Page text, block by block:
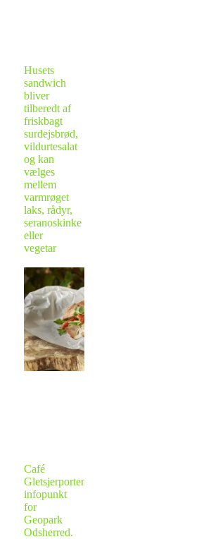
Husets
sandwich
bliver
tilberedt af
friskbagt
surdejsbrød,
vildurtesalat
og kan
vælges
mellem
varmrøget
laks, rådyr,
seranoskinke
eller
vegetar
Café
Gletsjerporten -
infopunkt
for
Geopark
Odsherred.